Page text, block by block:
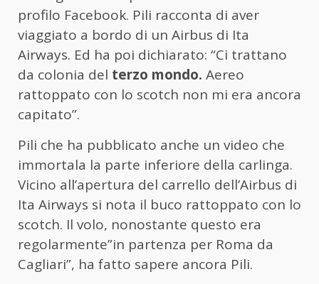
profilo Facebook. Pili racconta di aver
viaggiato a bordo di un Airbus di Ita
Airways. Ed ha poi dichiarato: “Ci trattano
da colonia del terzo mondo. Aereo
rattoppato con lo scotch non mi era ancora
capitato”.
Pili che ha pubblicato anche un video che
immortala la parte inferiore della carlinga.
Vicino all’apertura del carrello dell’Airbus di
Ita Airways si nota il buco rattoppato con lo
scotch. Il volo, nonostante questo era
regolarmente”in partenza per Roma da
Cagliari”, ha fatto sapere ancora Pili.